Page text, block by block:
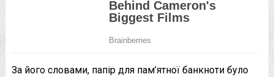
За його словами, папір для пам’ятної банкноти було